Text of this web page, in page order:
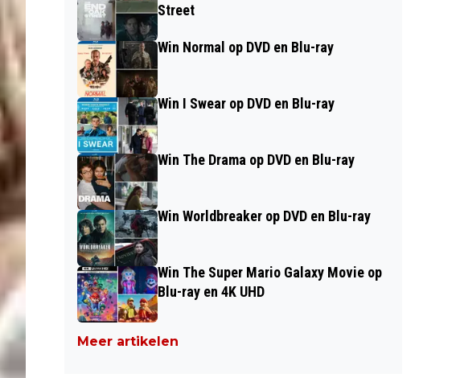
Street
Win Normal op DVD en Blu-ray
Win I Swear op DVD en Blu-ray
Win The Drama op DVD en Blu-ray
Win Worldbreaker op DVD en Blu-ray
Win The Super Mario Galaxy Movie op
Blu-ray en 4K UHD
Meer artikelen